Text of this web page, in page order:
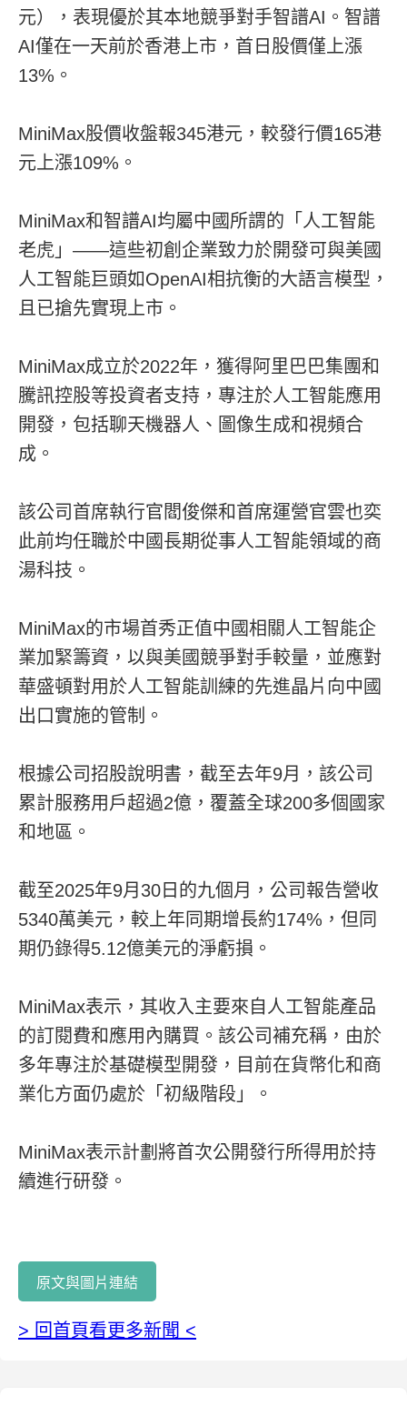
元），表現優於其本地競爭對手智譜AI。智譜
AI僅在一天前於香港上市，首日股價僅上漲
13%。
MiniMax股價收盤報345港元，較發行價165港
元上漲109%。
MiniMax和智譜AI均屬中國所謂的「人工智能
老虎」——這些初創企業致力於開發可與美國
人工智能巨頭如OpenAI相抗衡的大語言模型，
且已搶先實現上市。
MiniMax成立於2022年，獲得阿里巴巴集團和
騰訊控股等投資者支持，專注於人工智能應用
開發，包括聊天機器人、圖像生成和視頻合
成。
該公司首席執行官閻俊傑和首席運營官雲也奕
此前均任職於中國長期從事人工智能領域的商
湯科技。
MiniMax的市場首秀正值中國相關人工智能企
業加緊籌資，以與美國競爭對手較量，並應對
華盛頓對用於人工智能訓練的先進晶片向中國
出口實施的管制。
根據公司招股說明書，截至去年9月，該公司
累計服務用戶超過2億，覆蓋全球200多個國家
和地區。
截至2025年9月30日的九個月，公司報告營收
5340萬美元，較上年同期增長約174%，但同
期仍錄得5.12億美元的淨虧損。
MiniMax表示，其收入主要來自人工智能產品
的訂閱費和應用內購買。該公司補充稱，由於
多年專注於基礎模型開發，目前在貨幣化和商
業化方面仍處於「初級階段」。
MiniMax表示計劃將首次公開發行所得用於持
續進行研發。
原文與圖片連結
> 回首頁看更多新聞 <